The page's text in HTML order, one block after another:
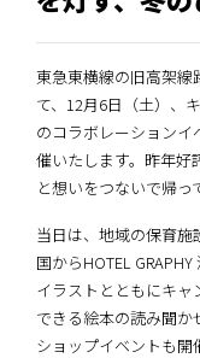
東急東横線の旧高架線
て、12月6日（土）、
のコラボレーションイ
催いたします。昨年好
と想いをつないで帰っ
当日は、地域の保育
国からHOTEL
イラストとともにキ
できる絵本の読み聞か
ショップイベントも開